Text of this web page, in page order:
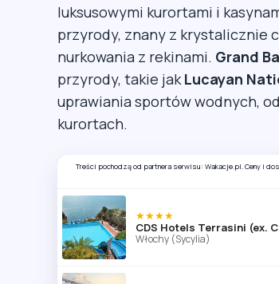
luksusowymi kurortami i
przyrody, znany z krystalicznie
nurkowania z rekinami. Grand
przyrody, takie jak Lucayan
uprawiania sportów wodnych,
kurortach.
Treści pochodzą od partnera serwisu: Wakacje.pl. Ceny i
★★★★
Włochy (Sycylia)